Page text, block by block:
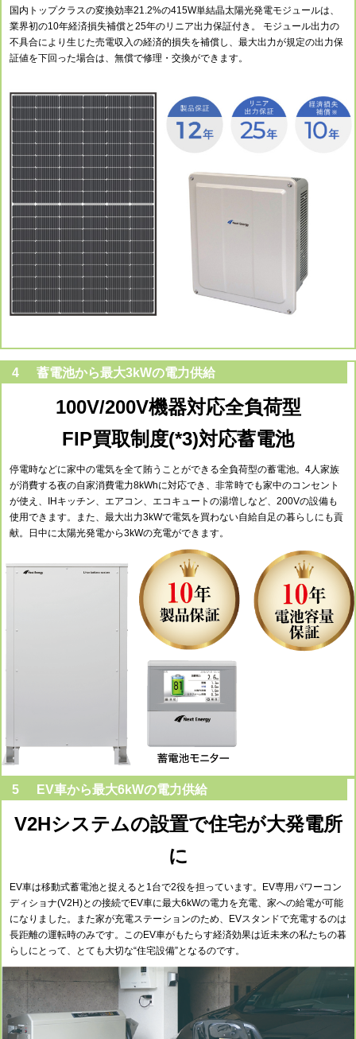
国内トップクラスの変換効率21.2%の415W単結晶太陽光発電モジュールは、
業界初の10年経済損失補償と25年のリニア出力保証付き。 モジュール出力の
不具合により生じた売電収入の経済的損失を補償し、最大出力が規定の出力保
証値を下回った場合は、無償で修理・交換ができます。
4 蓄電池から最大3kWの電力供給
100V/200V機器対応全負荷型
FIP買取制度(*3)対応蓄電池
停電時などに家中の電気を全て賄うことができる全負荷型の蓄電池。4人家族
が消費する夜の自家消費電力8kWhに対応でき、非常時でも家中のコンセント
が使え、IHキッチン、エアコン、エコキュートの湯増しなど、200Vの設備も
使用できます。また、最大出力3kWで電気を買わない自給自足の暮らしにも貢
献。日中に太陽光発電から3kWの充電ができます。
5 EV車から最大6kWの電力供給
V2Hシステムの設置で住宅が大発電所
に
EV車は移動式蓄電池と捉えると1台で2役を担っています。EV専用パワーコン
ディショナ(V2H)との接続でEV車に最大6kWの電力を充電、家への給電が可能
になりました。また家が充電ステーションのため、EVスタンドで充電するのは
長距離の運転時のみです。このEV車がもたらす経済効果は近未来の私たちの暮
らしにとって、とても大切な“住宅設備”となるのです。